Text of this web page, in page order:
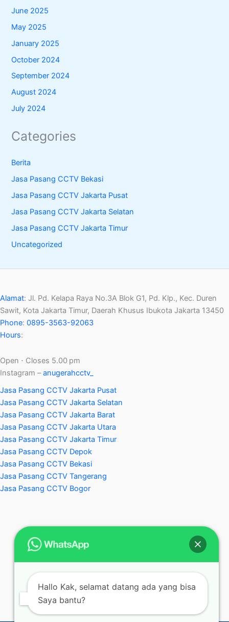
June 2025
May 2025
January 2025
October 2024
September 2024
August 2024
July 2024
Categories
Berita
Jasa Pasang CCTV Bekasi
Jasa Pasang CCTV Jakarta Pusat
Jasa Pasang CCTV Jakarta Selatan
Jasa Pasang CCTV Jakarta Timur
Uncategorized
Alamat: Jl. Pd. Kelapa Raya No.3A Blok G1, Pd. Klp., Kec. Duren
Sawit, Kota Jakarta Timur, Daerah Khusus Ibukota Jakarta 13450
Phone: 0895-3563-92063
Hours:
Open ⋅ Closes 5.00 pm
Instagram –anugerahcctv_
Jasa Pasang CCTV Jakarta Pusat
Jasa Pasang CCTV Jakarta Selatan
Jasa Pasang CCTV Jakarta Barat
Jasa Pasang CCTV Jakarta Utara
Jasa Pasang CCTV Jakarta Timur
Jasa Pasang CCTV Depok
Jasa Pasang CCTV Bekasi
Jasa Pasang CCTV Tangerang
Jasa Pasang CCTV Bogor
Hallo Kak, selamat datang ada yang bisa
Saya bantu?